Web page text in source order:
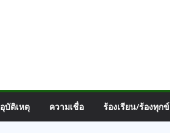
อุบัติเหตุ ความเชื่อ ร้องเรียน/ร้องทุกข์